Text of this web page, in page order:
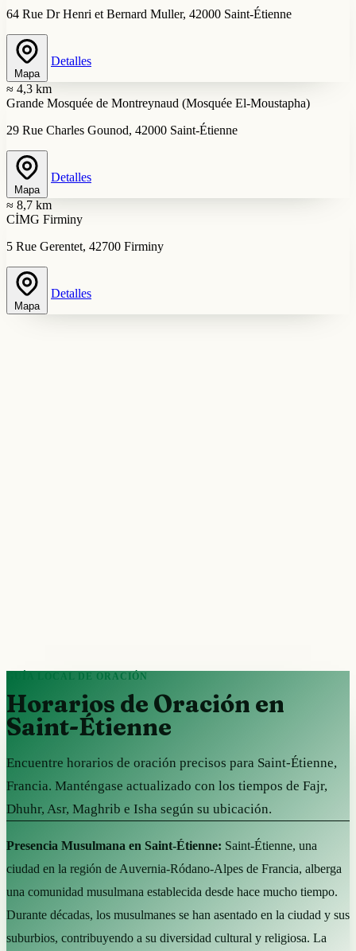
64 Rue Dr Henri et Bernard Muller, 42000 Saint-Étienne
Mapa
Detalles
≈ 4,3 km
Grande Mosquée de Montreynaud (Mosquée El-Moustapha)
29 Rue Charles Gounod, 42000 Saint-Étienne
Mapa
Detalles
≈ 8,7 km
CİMG Firminy
5 Rue Gerentet, 42700 Firminy
Mapa
Detalles
GUÍA LOCAL DE ORACIÓN
Horarios de Oración en
Saint-Étienne
Encuentre horarios de oración precisos para Saint-Étienne,
Francia. Manténgase actualizado con los tiempos de Fajr,
Dhuhr, Asr, Maghrib e Isha según su ubicación.
Presencia Musulmana en Saint-Étienne: Saint-Étienne, una
ciudad en la región de Auvernia-Ródano-Alpes de Francia, alberga
una comunidad musulmana establecida desde hace mucho tiempo.
Durante décadas, los musulmanes se han asentado en la ciudad y sus
suburbios, contribuyendo a su diversidad cultural y religiosa. La